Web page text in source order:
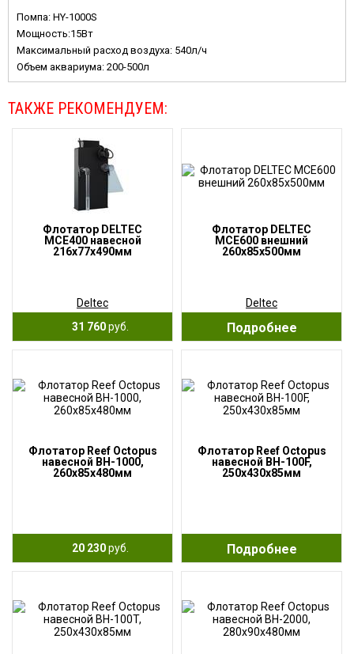
Помпа: HY-1000S
Мощность:15Вт
Максимальный расход воздуха: 540л/ч
Объем аквариума: 200-500л
ТАКЖЕ РЕКОМЕНДУЕМ:
Флотатор DELTEC
MCE400 навесной
216х77х490мм
Deltec
31 760руб.
Флотатор DELTEC
MCE600 внешний
260х85х500мм
Deltec
Подробнее
Флотатор Reef Octopus
навесной BH-1000,
260x85x480мм
20 230руб.
Флотатор Reef Octopus
навесной BH-100F,
250x430x85мм
Подробнее